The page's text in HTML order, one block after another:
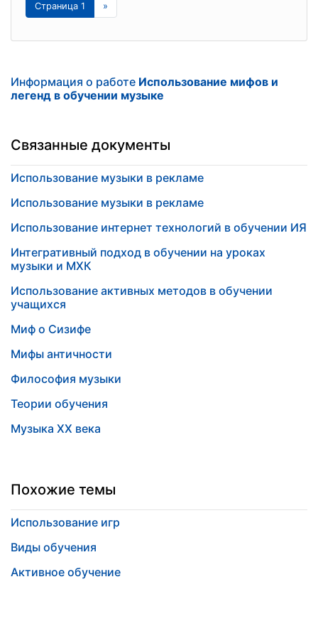
Страница 1 »
Информация о работе Использование мифов и
легенд в обучении музыке
Связанные документы
Использование музыки в рекламе
Использование музыки в рекламе
Использование интернет технологий в обучении ИЯ
Интегративный подход в обучении на уроках
музыки и МХК
Использование активных методов в обучении
учащихся
Миф о Сизифе
Мифы античности
Философия музыки
Теории обучения
Музыка ХХ века
Похожие темы
Использование игр
Виды обучения
Активное обучение